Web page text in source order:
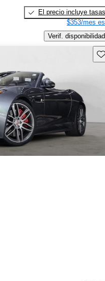
El precio incluye tasas
$353/mes
Verif. disponibilidad